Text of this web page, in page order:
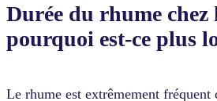
Durée du rhume chez
pourquoi est-ce plus
Le rhume est extrêmement fréquent